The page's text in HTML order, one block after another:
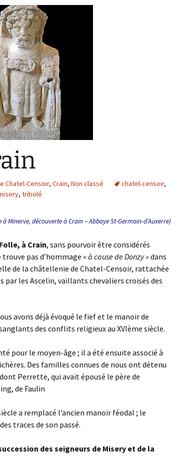
Chatel-Censoir, Crain, Non classé chatel-censoir,
, tribolé
Minerve, découverte à Crain – Abbaye St-Germain-d’Auxerre)
à Crain, sans pourvoir être considérés
pas d’hommage « à cause de Donzy » dans
de la châtellenie de Chatel-Censoir, rattachée
par les Ascelin, vaillants chevaliers croisés des
avons déjà évoqué le fief et le manoir de
des conflits religieux au XVIème siècle.
pour le moyen-âge ; il a été ensuite associé à
Des familles connues de nous ont détenu
Perrette, qui avait épousé le père de
de Faulin
a remplacé l’ancien manoir féodal ; le
traces de son passé.
des seigneurs de Misery et de la